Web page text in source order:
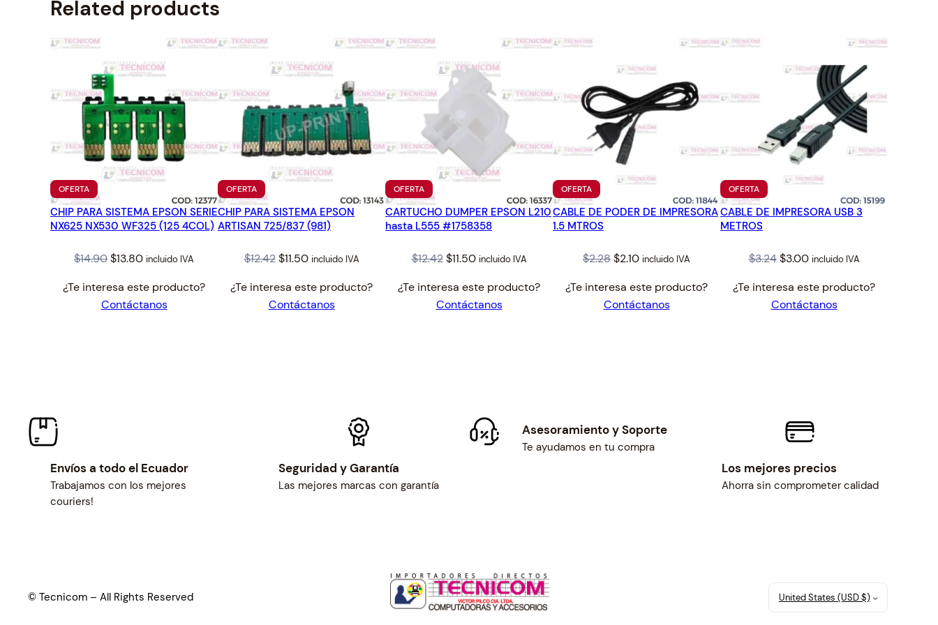
Related products
OFERTAPRODUCTO
EN
OFERTA
CHIP PARA SISTEMA EPSON SERIE
NX625 NX530 WF325 (125 4COL)
$14.90Original
was:
$14.90.
$13.80Current
is:
$13.80.
incluido IVA
¿Te interesa este producto?
Contáctanos
OFERTAPRODUCTO
EN
OFERTA
CHIP PARA SISTEMA EPSON
ARTISAN 725/837 (981)
$12.42 Original
was:
$12.42.
$11.50Current
is:
$11.50.
incluido IVA
¿Te interesa este producto?
Contáctanos
OFERTAPRODUCTO
EN
OFERTA
CARTUCHO DUMPER EPSON L210
hasta L555 #1758358
$12.42 Original
was:
$12.42.
$11.50Current
is:
$11.50.
incluido IVA
¿Te interesa este producto?
Contáctanos
OFERTAPRODUCTO
EN
OFERTA
CABLE DE PODER DE IMPRESORA
1.5 MTROS
$2.28Original
was:
$2.28.
$2.10Current
is:
$2.10.
incluido IVA
¿Te interesa este producto?
Contáctanos
OFERTAPRODUCTO
EN
OFERTA
CABLE DE IMPRESORA USB 3
METROS
$3.24 Original
was:
$3.24.
$3.00Current
is:
$3.00.
incluido IVA
¿Te interesa este producto?
Contáctanos
Envíos a todo el Ecuador
Trabajamos con los mejores
couriers!
Seguridad y Garantía
Las mejores marcas con garantía
Asesoramiento y Soporte
Te ayudamos en tu compra
Los mejores precios
Ahorra sin comprometer calidad
© Tecnicom – All Rights Reserved United States (USD $)